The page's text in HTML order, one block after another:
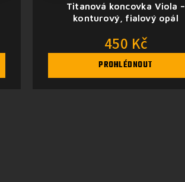
Titanová koncovka Viola –
konturový, fialový opál
450 Kč
PROHLÉDNOUT